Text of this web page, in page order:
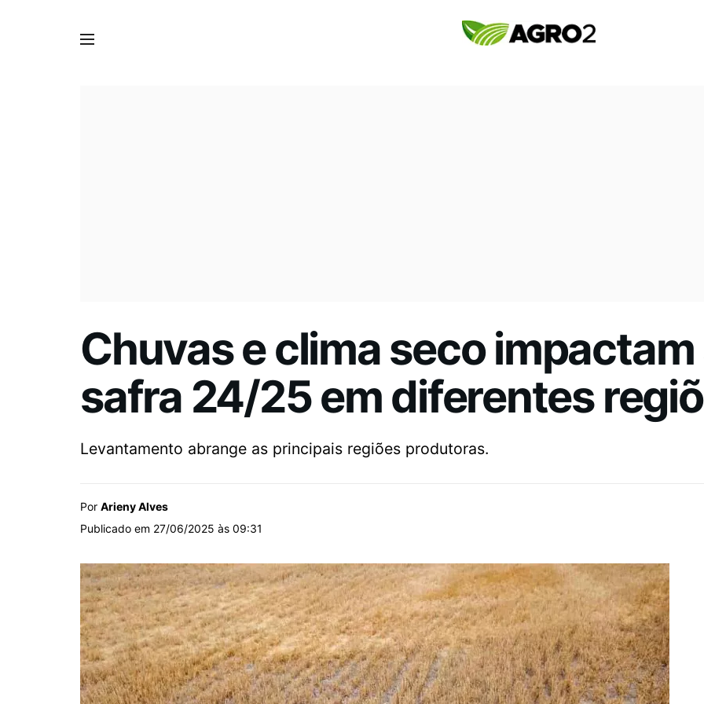
Chuvas e clima seco
safra 24/25 em diferentes
Levantamento abrange as principais regiões produtoras.
Por Arieny Alves
Publicado em 27/06/2025 às 09:31